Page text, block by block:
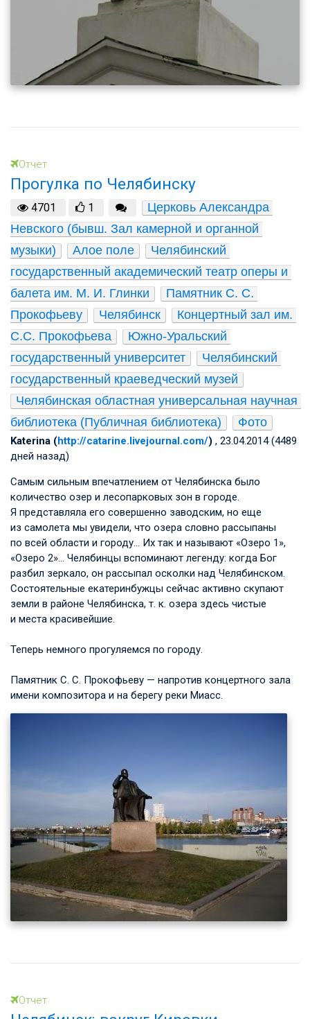
Отчет
Прогулка по Челябинску
4701 1
Церковь Александра
Невского (бывш. Зал камерной и органной
музыки)
Алое поле
Челябинский
государственный академический театр оперы и
балета им. М. И. Глинки
Памятник С. С.
Прокофьеву
Челябинск
Концертный зал им.
С.С. Прокофьева
Южно-Уральский
государственный университет
Челябинский
государственный краеведческий музей
Челябинская областная универсальная научная
библиотека (Публичная библиотека)
Фото
Katerina (http://catarine.livejournal.com/) , 23.04.2014 (4489
дней назад)
Самым сильным впечатлением от Челябинска было
количество озер и лесопарковых зон в городе.
Я представляла его совершенно заводским, но еще
из самолета мы увидели, что озера словно рассыпаны
по всей области и городу… Их так и называют «Озеро 1»,
«Озеро 2»… Челябинцы вспоминают легенду: когда Бог
разбил зеркало, он рассыпал осколки над Челябинском.
Состоятельные екатеринбужцы сейчас активно скупают
земли в районе Челябинска, т. к. озера здесь чистые
и места красивейшие.
Теперь немного прогуляемся по городу.
Памятник С. С. Прокофьеву — напротив концертного зала
имени композитора и на берегу реки Миасс.
Отчет